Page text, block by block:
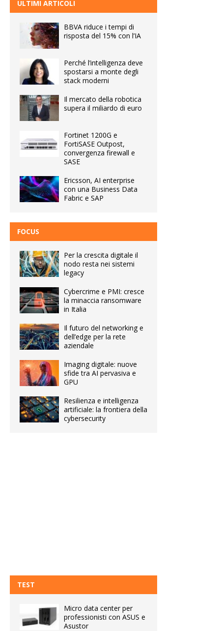
ULTIMI ARTICOLI
BBVA riduce i tempi di
risposta del 15% con l’IA
Perché l’intelligenza deve
spostarsi a monte degli
stack moderni
Il mercato della robotica
supera il miliardo di euro
Fortinet 1200G e
FortiSASE Outpost,
convergenza firewall e
SASE
Ericsson, AI enterprise
con una Business Data
Fabric e SAP
FOCUS
Per la crescita digitale il
nodo resta nei sistemi
legacy
Cybercrime e PMI: cresce
la minaccia ransomware
in Italia
Il futuro del networking e
dell’edge per la rete
aziendale
Imaging digitale: nuove
sfide tra AI pervasiva e
GPU
Resilienza e intelligenza
artificiale: la frontiera della
cybersecurity
TEST
Micro data center per
professionisti con ASUS e
Asustor